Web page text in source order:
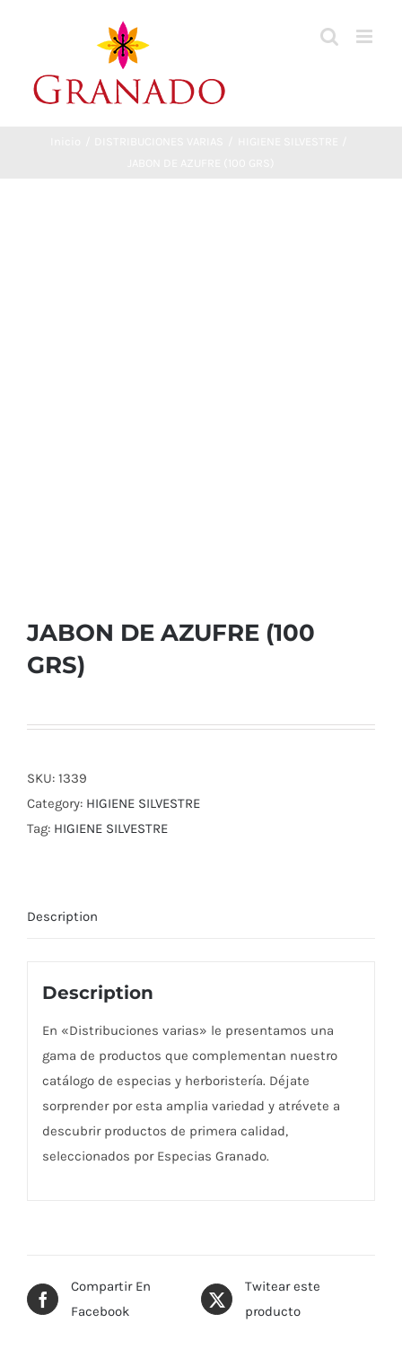
JABON DE AZUFRE (100
GRS)
SKU: 1339
Category: HIGIENE SILVESTRE
Tag: HIGIENE SILVESTRE
Description
Description
En «Distribuciones varias» le presentamos una
gama de productos que complementan nuestro
catálogo de especias y herboristería. Déjate
sorprender por esta amplia variedad y atrévete a
descubrir productos de primera calidad,
seleccionados por Especias Granado.
Compartir En
Facebook
Twitear este
producto